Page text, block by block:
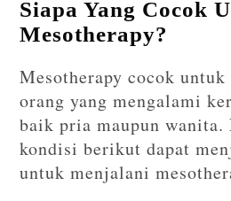
Siapa Yang Cocok
Mesotherapy?
Mesotherapy cocok
orang yang mengalami
baik pria maupun wanita.
kondisi berikut dapat
untuk menjalani